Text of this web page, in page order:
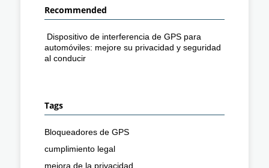
Recommended
Dispositivo de interferencia de GPS para
automóviles: mejore su privacidad y seguridad
al conducir
Tags
Bloqueadores de GPS
cumplimiento legal
mejora de la privacidad